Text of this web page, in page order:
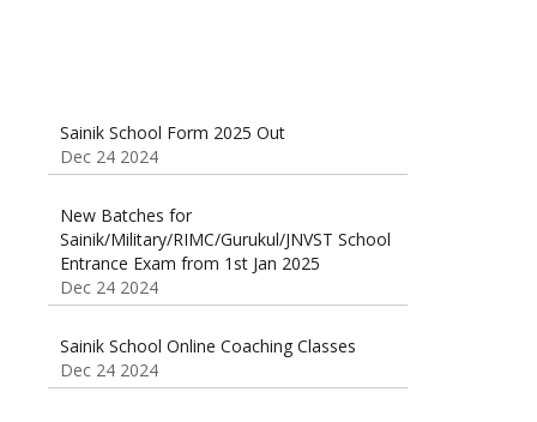
Dec 24 2024
Sainik/Military/RIMC/Gurukul/JNVST School
Entrance Exam from 1st Jan 2025
Dec 24 2024
Dec 24 2024